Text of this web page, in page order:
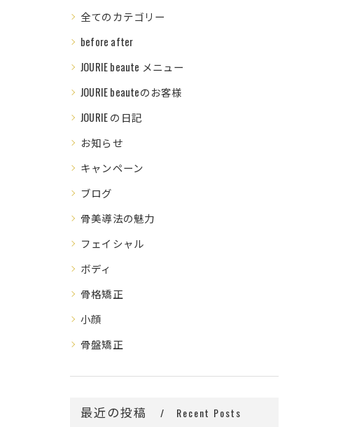
全てのカテゴリー
before after
JOURIE beaute メニュー
JOURIE beauteのお客様
JOURIE の日記
お知らせ
キャンペーン
ブログ
骨美導法の魅力
フェイシャル
ボディ
骨格矯正
小顔
骨盤矯正
最近の投稿 Recent Posts